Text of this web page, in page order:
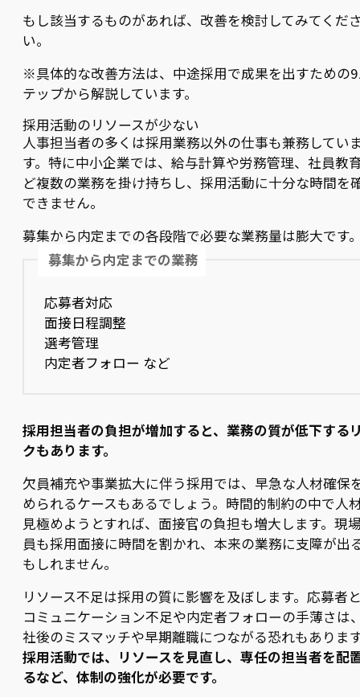
もし該当するものがあれば、改善を検討してみてくだ
い。
※具体的な改善方法は、中途採用で成果を出すための
テップから解説しています。
採用活動のリソースが少ない
人事担当者の多くは採用業務以外の仕事も兼務してい
す。特に中小企業では、給与計算や労務管理、社員教
ど複数の業務を掛け持ちし、採用活動に十分な時間を
できません。
募集から内定までの各段階で必要な業務量は膨大です
募集から内定までの業務
応募者対応
面接日程調整
選考管理
内定者フォロー など
採用担当者の負担が増加すると、業務の質が低下する
クもあります。
欠員補充や事業拡大に伴う採用では、早急な人材確保
められるケースもあるでしょう。時間的制約の中で人
見極めようとすれば、面接官の負担も増大します。現
員も採用面接に時間を割かれ、本来の業務に支障が出
もしれません。
リソース不足は採用の質に影響を及ぼします。応募者
コミュニケーション不足や内定者フォローの手薄さは
社後のミスマッチや早期離職につながる恐れもありま
採用活動では、リソースを見直し、専任の担当者を配
るなど、体制の強化が必要です。